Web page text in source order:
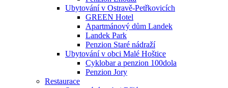
Ubytování v Ostravě-Petřkovicích
GREEN Hotel
Apartmánový dům Landek
Landek Park
Penzion Staré nádraží
Ubytování v obci Malé Hoštice
Cyklobar a penzion 100dola
Penzion Jory
Restaurace